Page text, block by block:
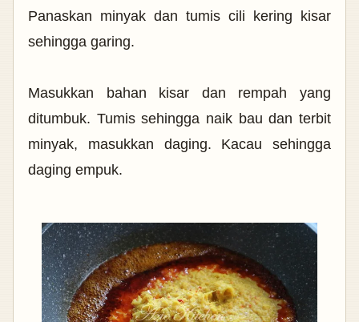
Panaskan minyak dan tumis cili kering kisar
sehingga garing.
Masukkan bahan kisar dan rempah yang
ditumbuk. Tumis sehingga naik bau dan terbit
minyak, masukkan daging. Kacau sehingga
daging empuk.